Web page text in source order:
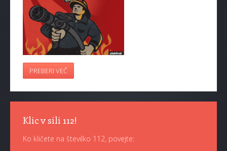
PREBERI VEČ
Klic v sili 112!
Ko kličete na številko 112, povejte: